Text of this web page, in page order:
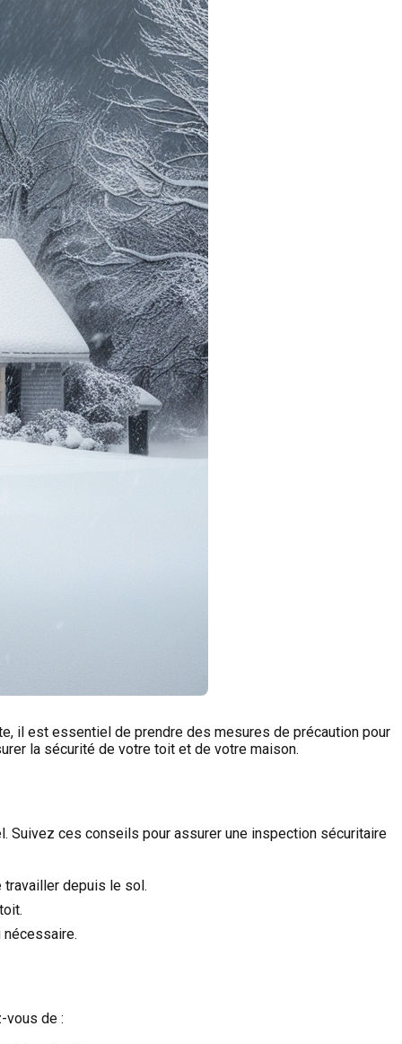
il est essentiel de prendre des mesures de précaution pour
la sécurité de votre toit et de votre maison.
Suivez ces conseils pour assurer une inspection sécuritaire
travailler depuis le sol.
vous de :